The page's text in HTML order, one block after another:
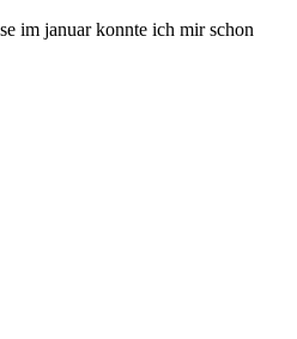
im januar konnte ich mir schon